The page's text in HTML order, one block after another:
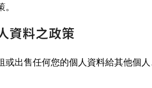
資料之政策
出售任何您的個人資料給其他個